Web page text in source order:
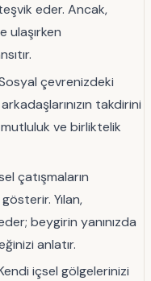
eder. Ancak,
ulaşırken
çevrenizdeki
takdirini
mutluluk ve birliktelik
çatışmaların
Yılan,
beygirin yanınızda
anlatır.
içsel gölgelerinizi